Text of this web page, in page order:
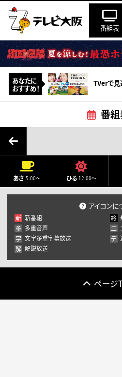
番組表
あなたに
おすすめ！
TVerで見
番
8月
月 水
27 28 29 30
5 6
10 13
17 18 20
24 25
31 1 2 3
あさ 5:00～ ひる 12:00～
アイコンに
新 新番組 終
多 多重音声 二
字 文字多重字幕放送 デ
解 解説放送
ページ